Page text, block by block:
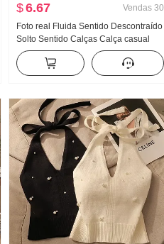
$6.67 Vendas 30
Foto real Fluida Sentido Descontraído
Solto Sentido Calças Calça casual
Calças retas Feminino Verão Solto
Arrastar no chão Calças Calças de
perna larga Calça comprida